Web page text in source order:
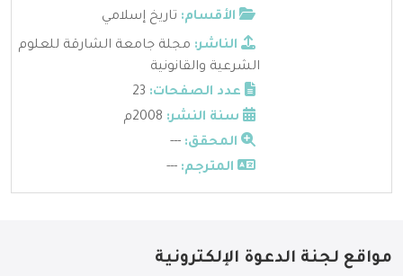
الأقسام: تاريخ إسلامي
الناشر: مجلة جامعة الشارقة للعلوم
الشرعية والقانونية
عدد الصفحات:
سنة النشر:
المحقق: ---
المترجم: ---
مواقع لجنة الدعوة الإلكترونية